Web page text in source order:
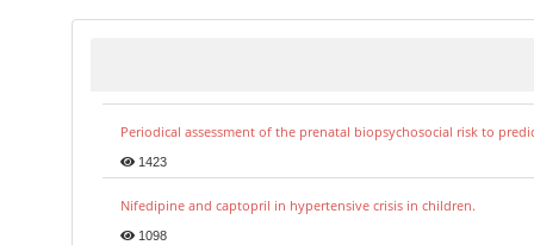
Periodical assessment of the prenatal biopsychosocial risk to
1423
Nifedipine and captopril in hypertensive crisis in children.
1098